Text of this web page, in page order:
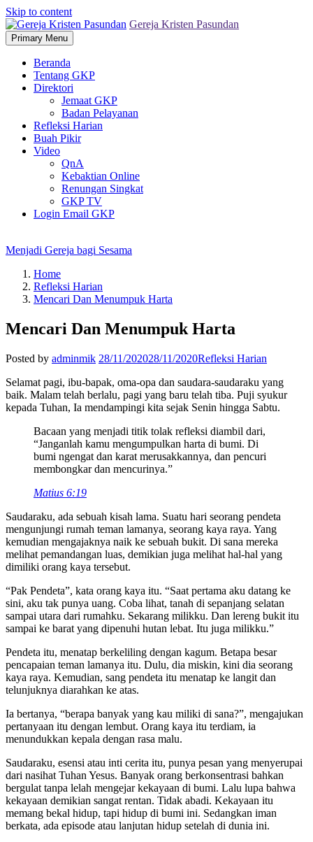
Skip to content
Gereja Kristen Pasundan
Primary Menu
Beranda
Tentang GKP
Direktori
Jemaat GKP
Badan Pelayanan
Refleksi Harian
Buah Pikir
Video
QnA
Kebaktian Online
Renungan Singkat
GKP TV
Login Email GKP
Menjadi Gereja bagi Sesama
Home
Refleksi Harian
Mencari Dan Menumpuk Harta
Mencari Dan Menumpuk Harta
Posted by adminmik 28/11/202028/11/2020Refleksi Harian
Selamat pagi, ibu-bapak, oma-opa dan saudara-saudaraku yang
baik. Malam telah berlalu, pagi yang baru telah tiba. Puji syukur
kepada Tuhan, Ia mendampingi kita sejak Senin hingga Sabtu.
Bacaan yang menjadi titik tolak refleksi diambil dari,
“Janganlah kamu mengumpulkan harta di bumi. Di
bumi ngengat dan karat merusakkannya, dan pencuri
membongkar dan mencurinya.”
Matius 6:19
Saudaraku, ada sebuah kisah lama. Suatu hari seorang pendeta
mengunjungi rumah teman lamanya, seorang kaya raya. Yang
kemudian mengajaknya naik ke sebuah bukit. Di sana mereka
melihat pemandangan luas, demikian juga melihat hal-hal yang
dimiliki orang kaya tersebut.
“Pak Pendeta”, kata orang kaya itu. “Saat pertama aku datang ke
sini, aku tak punya uang. Coba lihat, tanah di sepanjang selatan
sampai utara dari rumahku. Sekarang milikku. Dan lereng bukit itu
sampai ke barat yang dipenuhi hutan lebat. Itu juga milikku.”
Pendeta itu, menatap berkeliling dengan kagum. Betapa besar
pencapaian teman lamanya itu. Dulu, dia miskin, kini dia seorang
kaya raya. Kemudian, sang pendeta itu menatap ke langit dan
telunjuknya diarahkan ke atas.
Ia bertanya, “berapa banyak yang kau miliki di sana?”, mengajukan
pertanyaan itu dengan lembut. Orang kaya itu terdiam, ia
menundukkan kepala dengan rasa malu.
Saudaraku, esensi atau inti cerita itu, punya pesan yang menyerupai
dari nasihat Tuhan Yesus. Banyak orang berkonsentrasi bahkan
bergulat tanpa lelah mengejar kekayaan di bumi. Lalu lupa bahwa
kekayaan demikian sangat rentan. Tidak abadi. Kekayaan itu
memang bekal hidup, tapi hidup di bumi ini. Sedangkan iman
berkata, ada episode atau lanjutan hidup setelah di dunia ini.